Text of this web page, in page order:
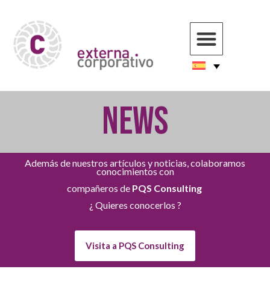
NEWS
Además de nuestros artículos y noticias, colaboramos
conocimientos con
compañeros de PQS Consulting
¿ Quieres conocerlos ?
Visita a PQS Consulting